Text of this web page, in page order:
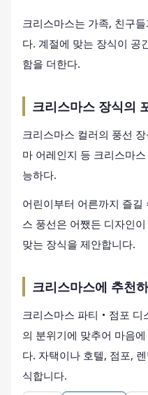
크리스마스는 가족, 친구
다. 계절에 맞는 장식이 공
함을 더한다.
크리스마스 장식의
크리스마스 컬러의 풍선
마 어레인지 등 크리스마
능하다.
어린이부터 어른까지 즐
스 풍선은 어쨌든 디자인
맞는 장식을 제안합니다.
크리스마스에 추천
크리스마스 파티・점포
의 분위기에 맞추어 마음
다. 자택이나 호텔, 점포,
식합니다.